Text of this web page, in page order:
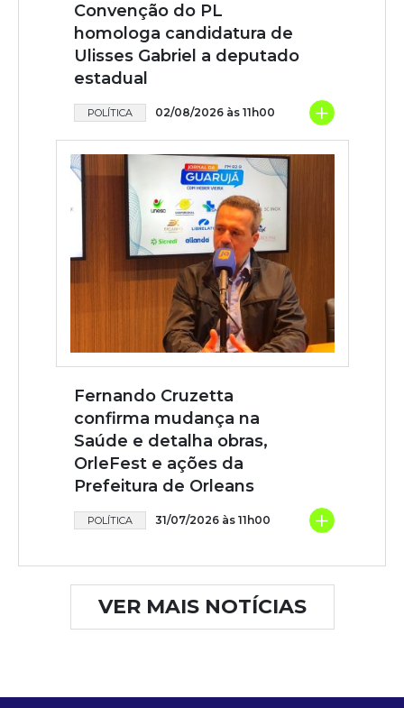
Convenção do PL
homologa candidatura de
Ulisses Gabriel a deputado
estadual
POLÍTICA 02/08/2026 às 11h00 +
Fernando Cruzetta
confirma mudança na
Saúde e detalha obras,
OrleFest e ações da
Prefeitura de Orleans
POLÍTICA 31/07/2026 às 11h00 +
VER MAIS NOTÍCIAS